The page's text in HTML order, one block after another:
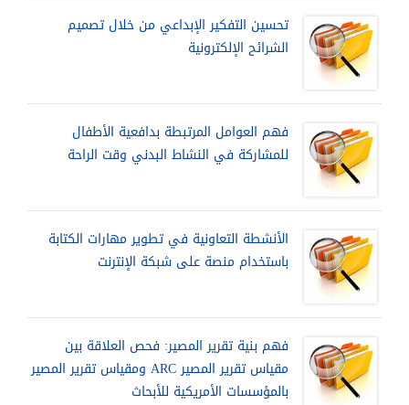
تحسين التفكير الإبداعي من خلال تصميم
الشرائح الإلكترونية
فهم العوامل المرتبطة بدافعية الأطفال
للمشاركة في النشاط البدني وقت الراحة
الأنشطة التعاونية في تطوير مهارات الكتابة
باستخدام منصة على شبكة الإنترنت
فهم بنية تقرير المصير: فحص العلاقة بين
مقياس تقرير المصير ARC ومقياس تقرير المصير
بالمؤسسات الأمريكية للأبحاث